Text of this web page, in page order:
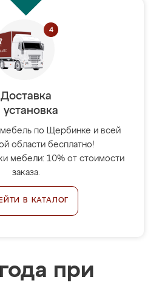
Доставка
установка
по Щербинке и всей
области бесплатно!
мебели: 10% от стоимости
заказа.
В КАТАЛОГ
при